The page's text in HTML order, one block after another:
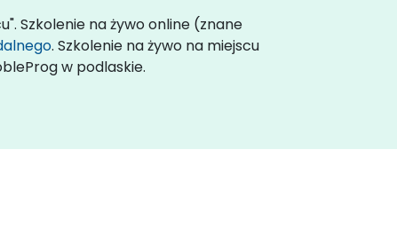
Szkolenie na żywo online (znane
. Szkolenie na żywo na miejscu
w podlaskie.